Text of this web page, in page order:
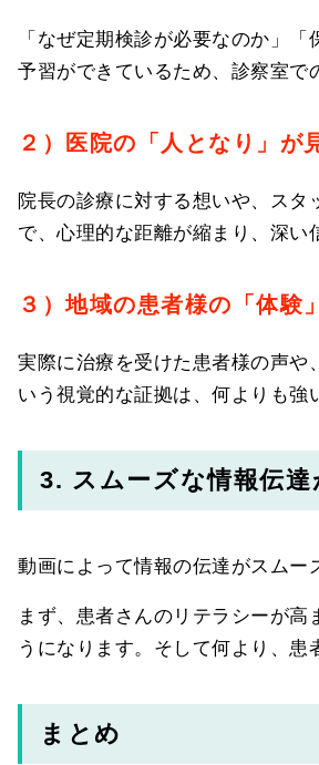
「なぜ定期検診が必要なのか」
予習ができているため、診察室で
２）医院の「人となり」が
院長の診療に対する想いや、ス
で、心理的な距離が縮まり、深い
３）地域の患者様の「体験
実際に治療を受けた患者様の声
いう視覚的な証拠は、何よりも強
3. スムーズな情報伝達
動画によって情報の伝達がスムー
まず、患者さんのリテラシーが
うになります。そして何より、患
まとめ